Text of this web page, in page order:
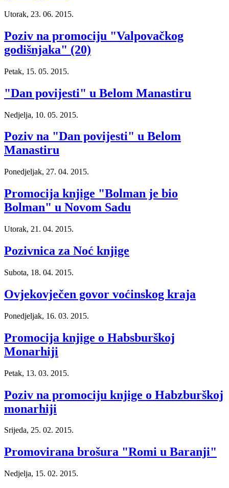
Utorak, 23. 06. 2015.
Poziv na promociju "Valpovačkog
godišnjaka" (20)
Petak, 15. 05. 2015.
"Dan povijesti" u Belom Manastiru
Nedjelja, 10. 05. 2015.
Poziv na "Dan povijesti" u Belom
Manastiru
Ponedjeljak, 27. 04. 2015.
Promocija knjige "Bolman je bio
Bolman" u Novom Sadu
Utorak, 21. 04. 2015.
Pozivnica za Noć knjige
Subota, 18. 04. 2015.
Ovjekovječen govor voćinskog kraja
Ponedjeljak, 16. 03. 2015.
Promocija knjige o Habsburškoj
Monarhiji
Petak, 13. 03. 2015.
Poziv na promociju knjige o Habzburškoj
monarhiji
Srijeda, 25. 02. 2015.
Promovirana brošura "Romi u Baranji"
Nedjelja, 15. 02. 2015.